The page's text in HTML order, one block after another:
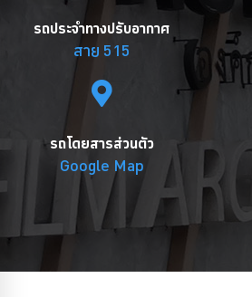
รถประจำทางปรับอากาศ
สาย 515
รถโดยสารส่วนตัว
Google Map